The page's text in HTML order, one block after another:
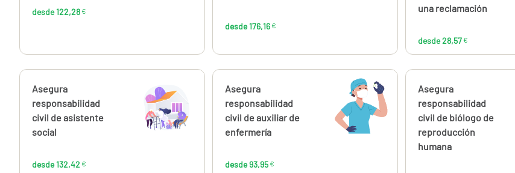
desde 122,28 €
desde 176,16 €
una reclamación
desde 28,57 €
Calcúlalo ahora
Asegura
responsabilidad
civil de asistente
social
desde 132,42 €
132,42
Calcúlalo ahora
Asegura
responsabilidad
civil de auxiliar de
enfermería
desde 93,95 €
93,95€
Calcúlalo ahora
Asegura
responsabilidad
civil de biólogo de
reproducción
humana